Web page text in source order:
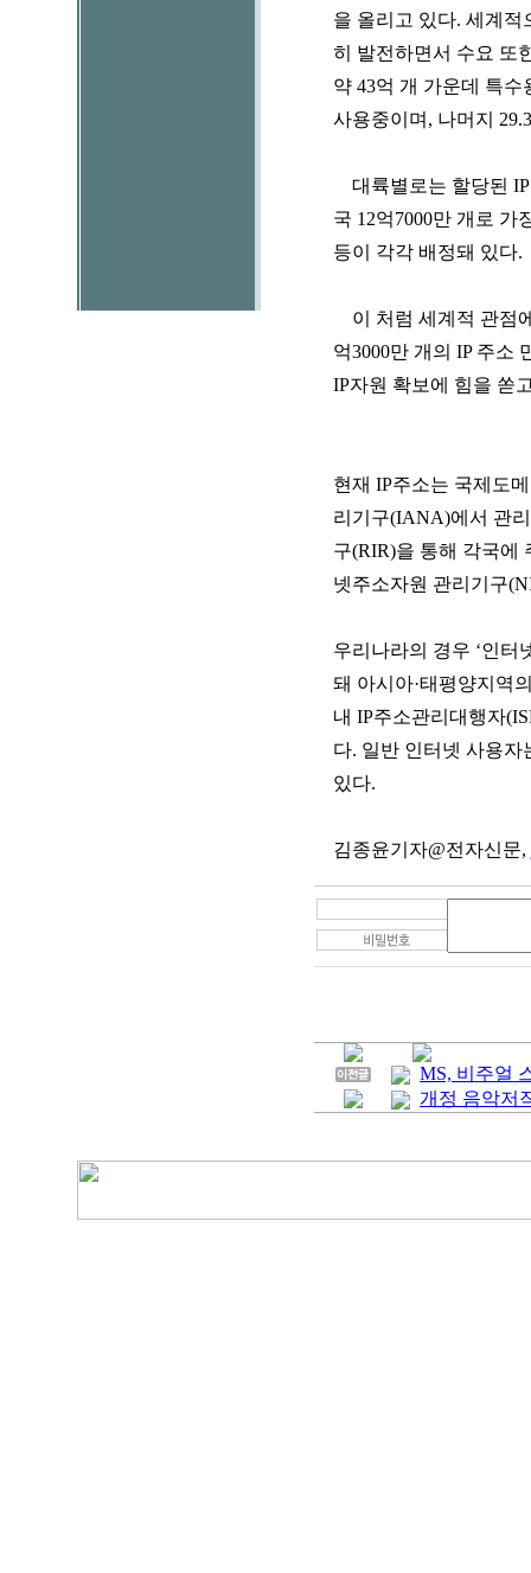
을 올리고 있다. 세계적
히 발전하면서 수요 또
약 43억 개 가운데 특수
사용중이며, 나머지
대륙별로는 할당된 IP
국 12억7000만 개로 가
등이 각각 배정돼 있다.
이 처럼 세계적 관점
억3000만 개의 IP 주소
IP자원 확보에 힘을 쏟
현재 IP주소는 국제도
리기구(IANA)에서 관
구(RIR)을 통해 각국에
넷주소자원 관리기구
우리나라의 경우 ‘인터
돼 아시아·태평양지역
내 IP주소관리대행자
다. 일반 인터넷 사용자
있다.
김종윤기자@전자신문,
MS, 비주얼
개정 음악저